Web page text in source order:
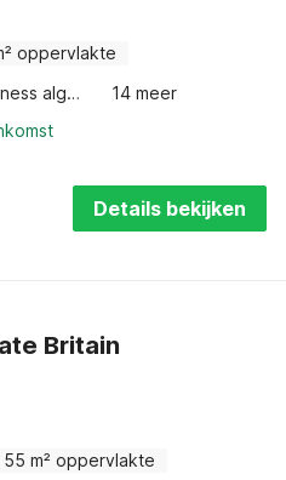
oppervlakte
Wellness algemeen
14 meer
Details bekijken
Britain
55 m² oppervlakte